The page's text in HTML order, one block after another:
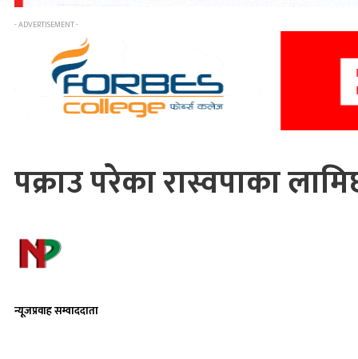
- ADVERTISEMENT -
पक्राउ परेका रास्वपाका
न्यूजप्रवाह सम्वाददाता